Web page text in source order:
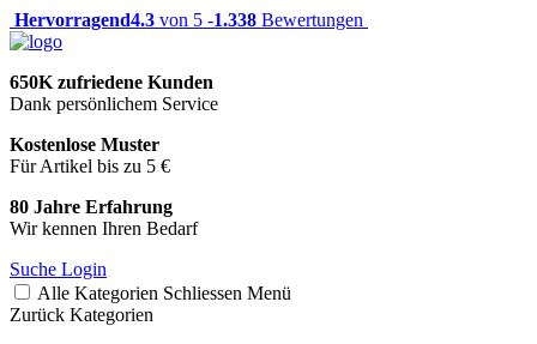
Hervorragend4.3 von 5 -1.338 Bewertungen
650K zufriedene Kunden
Dank persönlichem Service
Kostenlose Muster
Für Artikel bis zu 5 €
80 Jahre Erfahrung
Wir kennen Ihren Bedarf
Suche Login
Alle Kategorien Schliessen Menü
Zurück Kategorien